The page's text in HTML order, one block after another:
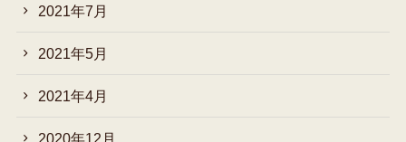
2021年7月
2021年5月
2021年4月